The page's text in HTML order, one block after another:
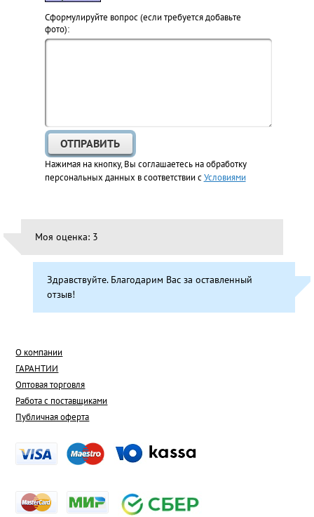
Cформулируйте вопрос (если требуется добавьте
фото):
Нажимая на кнопку, Вы соглашаетесь на обработку
персональных данных в соответствии сУсловиями
Моя оценка: 3
Здравствуйте. Благодарим Вас за оставленный
отзыв!
О компании
ГАРАНТИИ
Оптовая торговля
Работа с поставщиками
Публичная оферта